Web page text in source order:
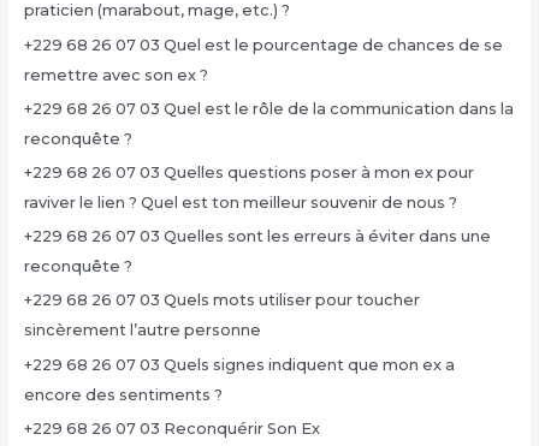
praticien (marabout, mage, etc.) ?
+229 68 26 07 03 Quel est le pourcentage de chances de se
remettre avec son ex ?
+229 68 26 07 03 Quel est le rôle de la communication dans la
reconquête ?
+229 68 26 07 03 Quelles questions poser à mon ex pour
raviver le lien ? Quel est ton meilleur souvenir de nous ?
+229 68 26 07 03 Quelles sont les erreurs à éviter dans une
reconquête ?
+229 68 26 07 03 Quels mots utiliser pour toucher
sincèrement l’autre personne
+229 68 26 07 03 Quels signes indiquent que mon ex a
encore des sentiments ?
+229 68 26 07 03 Reconquérir Son Ex